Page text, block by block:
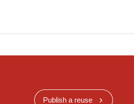
Publish a reuse